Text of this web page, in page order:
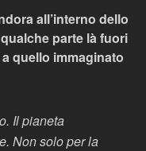
all’interno dello
parte là fuori
quello immaginato
Il pianeta
Non solo per la